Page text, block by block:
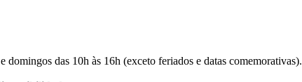
domingos das 10h às 16h (exceto feriados e datas comemorativas).